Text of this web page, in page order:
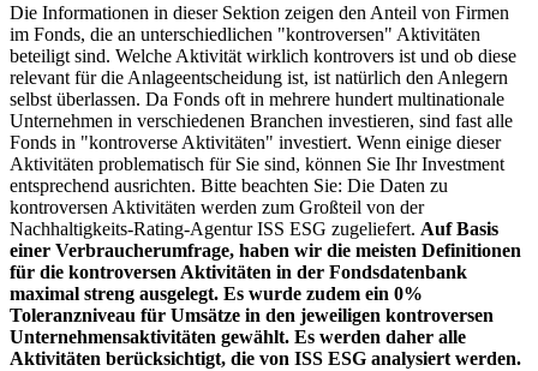
Die Informationen in dieser Sektion zeigen den Anteil von Firmen
im Fonds, die an unterschiedlichen "kontroversen" Aktivitäten
beteiligt sind. Welche Aktivität wirklich kontrovers ist und ob diese
relevant für die Anlageentscheidung ist, ist natürlich den Anlegern
selbst überlassen. Da Fonds oft in mehrere hundert multinationale
Unternehmen in verschiedenen Branchen investieren, sind fast alle
Fonds in "kontroverse Aktivitäten" investiert. Wenn einige dieser
Aktivitäten problematisch für Sie sind, können Sie Ihr Investment
entsprechend ausrichten. Bitte beachten Sie: Die Daten zu
kontroversen Aktivitäten werden zum Großteil von der
Nachhaltigkeits-Rating-Agentur ISS ESG zugeliefert. Auf Basis
einer Verbraucherumfrage, haben wir die meisten Definitionen
für die kontroversen Aktivitäten in der Fondsdatenbank
maximal streng ausgelegt. Es wurde zudem ein 0%
Toleranzniveau für Umsätze in den jeweiligen kontroversen
Unternehmensaktivitäten gewählt. Es werden daher alle
Aktivitäten berücksichtigt, die von ISS ESG analysiert werden.